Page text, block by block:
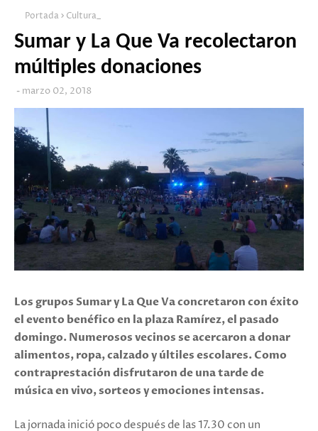
Portada Cultura_
Sumar y La Que Va recolectaron
múltiples donaciones
marzo 02, 2018
Los grupos Sumar y La Que Va concretaron con éxito
el evento benéfico en la plaza Ramírez, el pasado
domingo. Numerosos vecinos se acercaron a donar
alimentos, ropa, calzado y últiles escolares. Como
contraprestación disfrutaron de una tarde de
música en vivo, sorteos y emociones intensas.
La jornada inició poco después de las 17.30 con un